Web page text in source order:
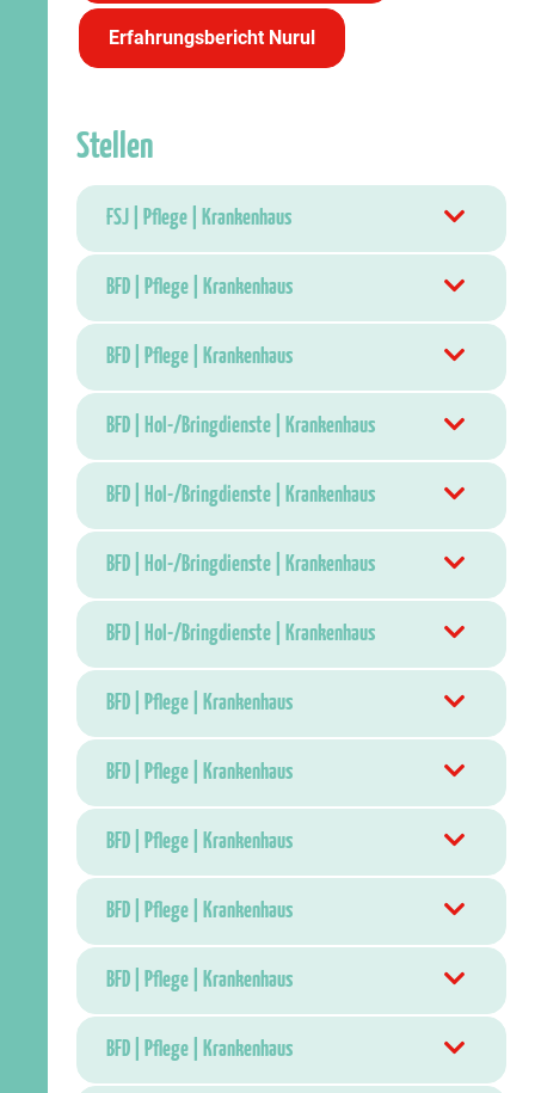
Erfahrungsbericht Nurul
Stellen
FSJ | Pflege | Krankenhaus
BFD | Pflege | Krankenhaus
BFD | Pflege | Krankenhaus
BFD | Hol-/Bringdienste | Krankenhaus
BFD | Hol-/Bringdienste | Krankenhaus
BFD | Hol-/Bringdienste | Krankenhaus
BFD | Hol-/Bringdienste | Krankenhaus
BFD | Pflege | Krankenhaus
BFD | Pflege | Krankenhaus
BFD | Pflege | Krankenhaus
BFD | Pflege | Krankenhaus
BFD | Pflege | Krankenhaus
BFD | Pflege | Krankenhaus